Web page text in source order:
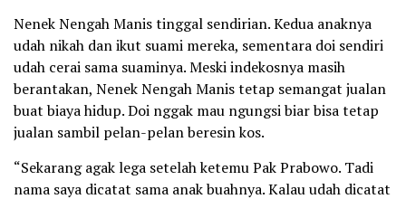
Nenek Nengah Manis tinggal sendirian. Kedua anaknya
udah nikah dan ikut suami mereka, sementara doi sendiri
udah cerai sama suaminya. Meski indekosnya masih
berantakan, Nenek Nengah Manis tetap semangat jualan
buat biaya hidup. Doi nggak mau ngungsi biar bisa tetap
jualan sambil pelan-pelan beresin kos.
“Sekarang agak lega setelah ketemu Pak Prabowo. Tadi
nama saya dicatat sama anak buahnya. Kalau udah dicatat